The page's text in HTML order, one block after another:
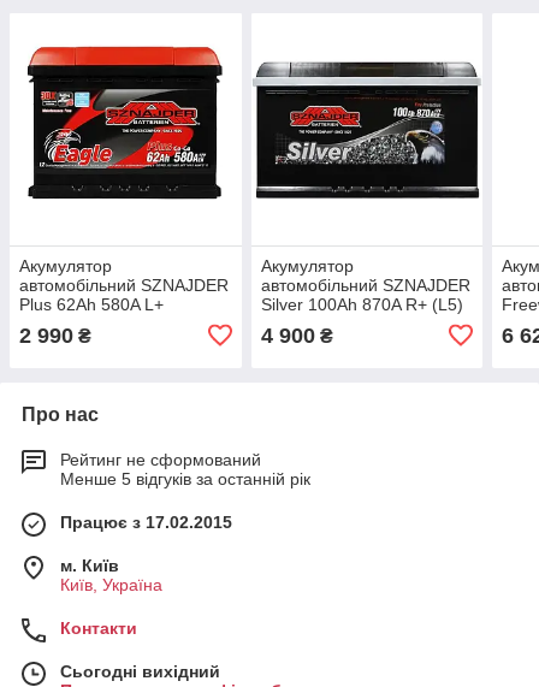
Акумулятор
автомобільний SZNAJDER
Plus 62Ah 580A L+
2 990 ₴
Акумулятор
автомобільний SZNAJDER
Silver 100Ah 870A R+ (L5)
4 900₴ 6
Про нас
Рейтинг не сформований
Менше 5 відгуків за останній рік
Працює з 17.02.2015
м. Київ
Київ, Україна
Контакти
Сьогодні вихідний